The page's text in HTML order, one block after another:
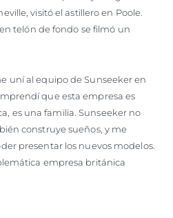
visitó el astillero en Poole.
telón de fondo se filmó un
uní al equipo de Sunseeker en
que esta empresa es
es una familia. Sunseeker no
construye sueños, y me
presentar los nuevos modelos.
empresa británica